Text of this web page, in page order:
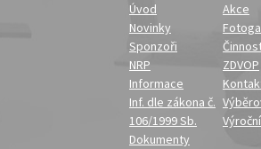
Úvod
Akce
Novinky
Sponzoři
NRP
ZDVOP
Informace
Inf. dle zákona č.
106/1999 Sb.
Dokumenty